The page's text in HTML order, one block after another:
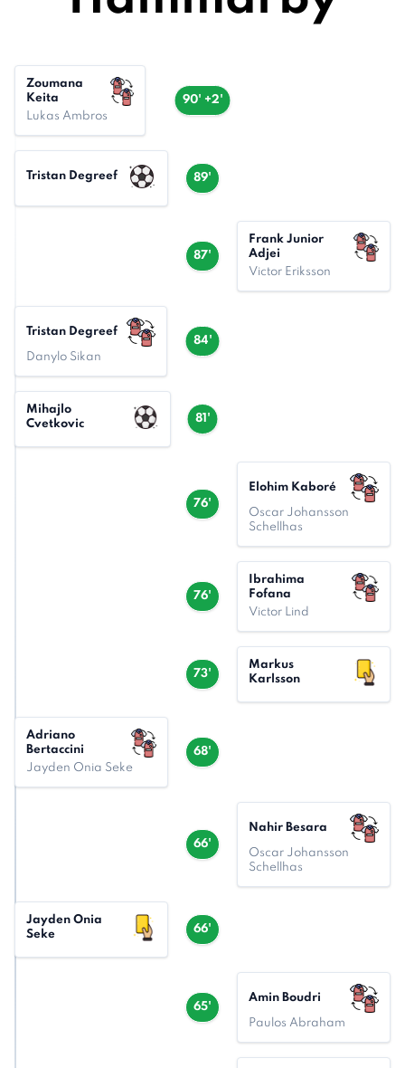
90' +2'
Zoumana
Keita
Lukas Ambros
89'
Tristan Degreef
87'
Frank Junior
Adjei
Victor Eriksson
84'
Tristan Degreef
Danylo Sikan
81'
Mihajlo
Cvetkovic
76'
Elohim Kaboré
Oscar Johansson
Schellhas
76'
Ibrahima
Fofana
Victor Lind
73'
Markus
Karlsson
68'
Adriano
Bertaccini
Jayden Onia Seke
66'
Nahir Besara
Oscar Johansson
Schellhas
66'
Jayden Onia
Seke
65'
Amin Boudri
Paulos Abraham